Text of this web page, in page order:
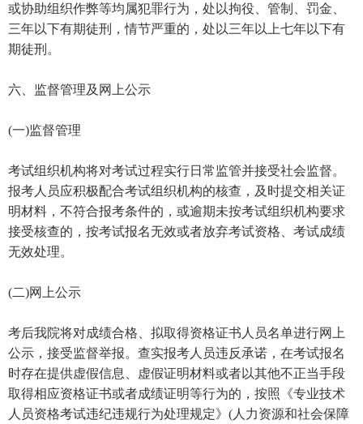
或协助组织作弊等均属犯罪行为，处以拘役、管制、罚金、
三年以下有期徒刑，情节严重的，处以三年以上七年以下有
期徒刑。
六、监督管理及网上公示
(一)监督管理
考试组织机构将对考试过程实行日常监管并接受社会监督。
报考人员应积极配合考试组织机构的核查，及时提交相关证
明材料，不符合报考条件的，或逾期未按考试组织机构要求
接受核查的，按考试报名无效或者放弃考试资格、考试成绩
无效处理。
(二)网上公示
考后我院将对成绩合格、拟取得资格证书人员名单进行网上
公示，接受监督举报。查实报考人员违反承诺，在考试报名
时存在提供虚假信息、虚假证明材料或者以其他不正当手段
取得相应资格证书或者成绩证明等行为的，按照《专业技术
人员资格考试违纪违规行为处理规定》(人力资源和社会保障